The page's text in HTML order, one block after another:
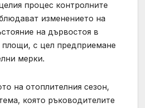
процес контролните
изменението на
на дървостоя в
с цел предприемане
мерки.
на отоплителния сезон,
която ръководителите